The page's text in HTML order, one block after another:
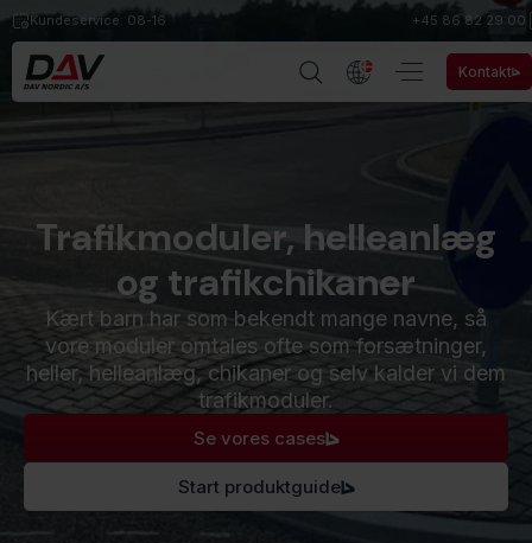
Kundeservice: 08-16 +45​ 86 82 29 00
Kontakt
Trafikmoduler, helleanlæg
og trafikchikaner
Kært barn har som bekendt mange navne, så
vore moduler omtales ofte som forsætninger,
heller, helleanlæg, chikaner og selv kalder vi dem
trafikmoduler.
Se vores cases
Start produktguide